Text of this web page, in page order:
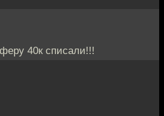
40к списали!!!